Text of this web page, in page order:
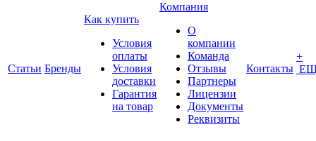
Статьи Бренды
Как купить
Условия
оплаты
Условия
доставки
Гарантия
на товар
Компания
О
компании
Команда
Отзывы
Партнеры
Лицензии
Документы
Реквизиты
Контакты
+